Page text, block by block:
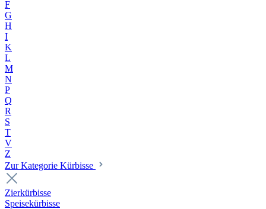
F
G
H
I
K
L
M
N
P
Q
R
S
T
V
Z
Zur Kategorie Kürbisse
Zierkürbisse
Speisekürbisse